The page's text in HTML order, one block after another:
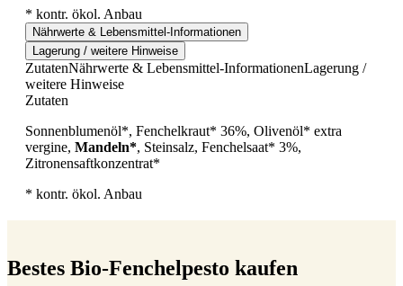
* kontr. ökol. Anbau
Nährwerte & Lebensmittel-Informationen
Lagerung / weitere Hinweise
ZutatenNährwerte & Lebensmittel-InformationenLagerung /
weitere Hinweise
Zutaten
Sonnenblumenöl*, Fenchelkraut* 36%, Olivenöl* extra
vergine, Mandeln*, Steinsalz, Fenchelsaat* 3%,
Zitronensaftkonzentrat*
* kontr. ökol. Anbau
Bestes Bio-Fenchelpesto kaufen